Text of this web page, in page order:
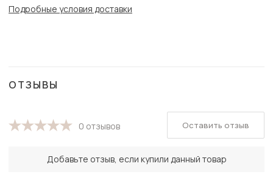
Подробные условия доставки
ОТЗЫВЫ
0 отзывов
Добавьте отзыв, если купили данный товар
Оставить отзыв